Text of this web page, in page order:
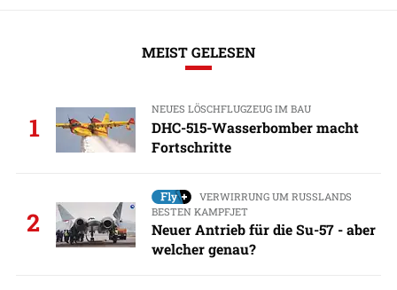
MEIST GELESEN
1
NEUES LÖSCHFLUGZEUG IM BAU
DHC-515-Wasserbomber macht
Fortschritte
2
VERWIRRUNG UM RUSSLANDS
BESTEN KAMPFJET
Neuer Antrieb für die Su-57 - aber
welcher genau?